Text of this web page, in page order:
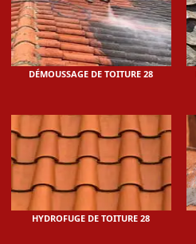
DÉMOUSSAGE DE TOITURE 28
HYDROFUGE DE TOITURE 28